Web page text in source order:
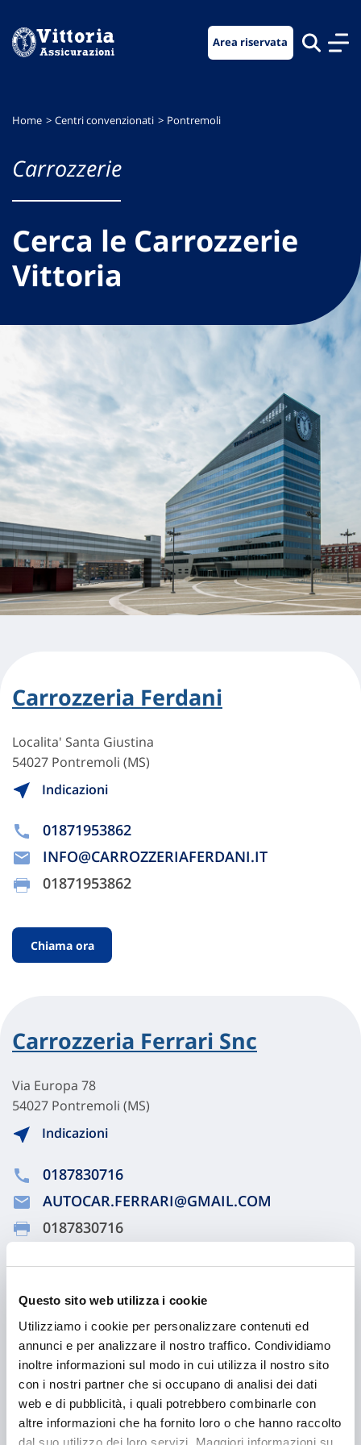
Questo sito web utilizza i cookie
Utilizziamo i cookie per personalizzare contenuti ed
annunci e per analizzare il nostro traffico. Condividiamo
inoltre informazioni sul modo in cui utilizza il nostro sito
con i nostri partner che si occupano di analisi dei dati
web e di pubblicità, i quali potrebbero combinarle con
altre informazioni che ha fornito loro o che hanno raccolto
dal suo utilizzo dei loro servizi. Maggiori informazioni su
menu
contenuto
footer
Area riservata
Home Centri convenzionati Pontremoli
Carrozzerie
Cerca le Carrozzerie
Vittoria
Carrozzeria Ferdani
Localita' Santa Giustina
54027 Pontremoli (MS)
Indicazioni
01871953862
INFO@CARROZZERIAFERDANI.IT
01871953862
Chiama ora
Carrozzeria Ferrari Snc
Via Europa 78
54027 Pontremoli (MS)
Indicazioni
0187830716
AUTOCAR.FERRARI@GMAIL.COM
0187830716